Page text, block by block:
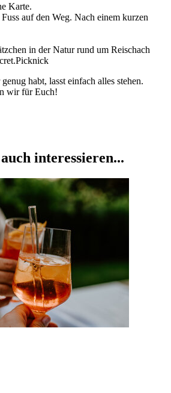
Karte.
auf den Weg. Nach einem kurzen
in der Natur rund um Reischach
habt, lasst einfach alles stehen.
wir für Euch!
interessieren...